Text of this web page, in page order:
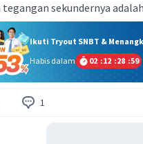
sekundernya adalah
Ikuti Tryout SNBT &
Habis dalam
02 :12 :28 :59
1